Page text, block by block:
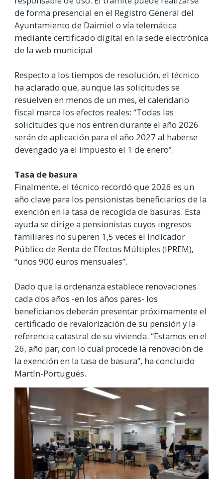
de forma presencial en el Registro General del
Ayuntamiento de Daimiel o vía telemática
mediante certificado digital en la sede electrónica
de la web municipal
Respecto a los tiempos de resolución, el técnico
ha aclarado que, aunque las solicitudes se
resuelven en menos de un mes, el calendario
fiscal marca los efectos reales: “Todas las
solicitudes que nos entren durante el año 2026
serán de aplicación para el año 2027 al haberse
devengado ya el impuesto el 1 de enero”.
Tasa de basura
Finalmente, el técnico recordó que 2026 es un
año clave para los pensionistas beneficiarios de la
exención en la tasa de recogida de basuras. Esta
ayuda se dirige a pensionistas cuyos ingresos
familiares no superen 1,5 veces el Indicador
Público de Renta de Efectos Múltiples (IPREM),
“unos 900 euros mensuales”.
Dado que la ordenanza establece renovaciones
cada dos años -en los años pares- los
beneficiarios deberán presentar próximamente el
certificado de revalorización de su pensión y la
referencia catastral de su vivienda. “Estamos en el
26, año par, con lo cual procede la renovación de
la exención en la tasa de basura”, ha concluido
Martín-Portugués.